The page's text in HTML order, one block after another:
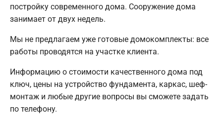
постройку современного дома. Сооружение дома
занимает от двух недель.
Мы не предлагаем уже готовые домокомплекты: все
работы проводятся на участке клиента.
Информацию о стоимости качественного дома под
ключ, цены на устройство фундамента, каркас, шеф-
монтаж и любые другие вопросы вы сможете задать
по телефону.